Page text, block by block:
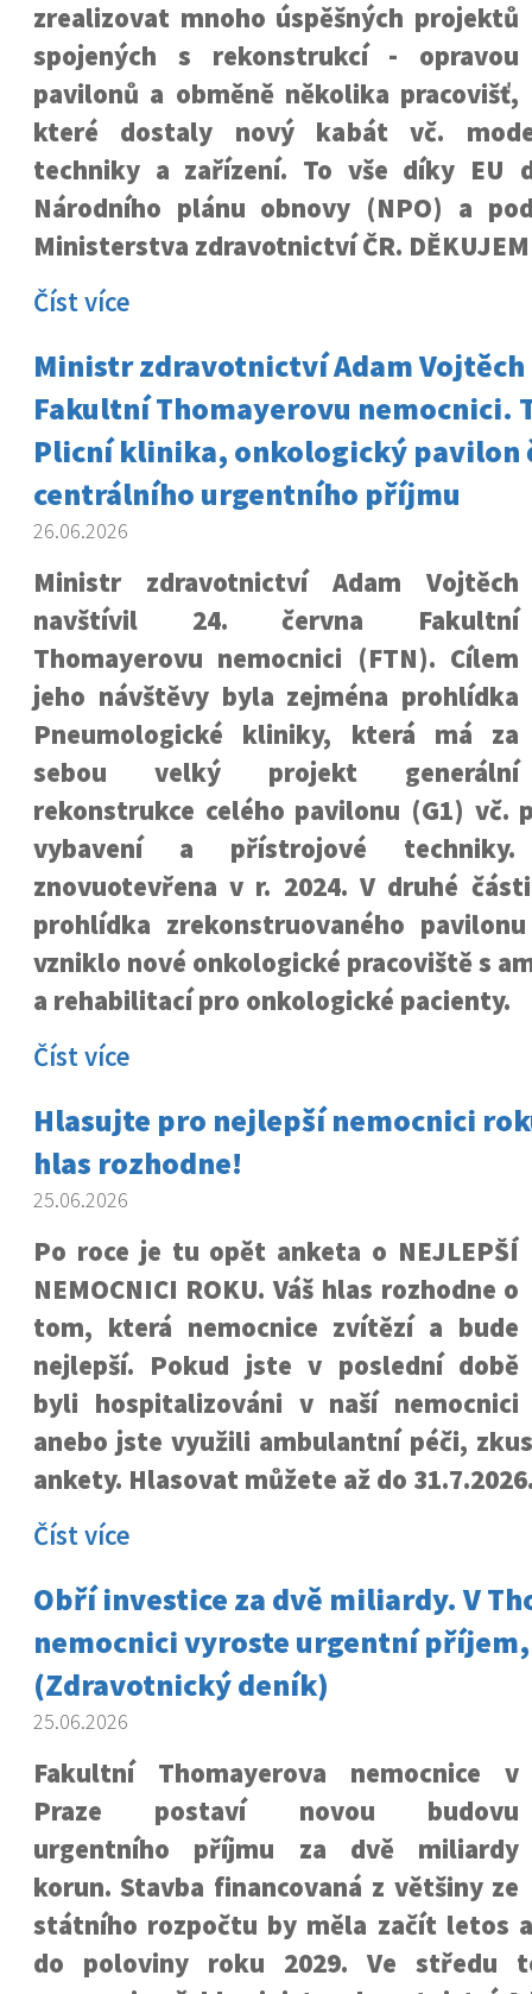
zrealizovat mnoho úspěšných projektů
spojených s rekonstrukcí­ - opravou
pavilonů a obměně několika pracovišť,
které dostaly nový kabát vč.
techniky a zařízení. To vše díky EU
Národního plánu obnovy (NPO) a
Ministerstva zdravotnictví ČR.
Číst více
Ministr zdravotnictví Adam
Fakultní Thomayerovu nemocnici.
Plicní klinika, onkologický pavilon
centrálního urgentního příjmu
26.06.2026
Ministr zdravotnictví Adam Vojtěch
navštívil 24. června Fakultní
Thomayerovu nemocnici (FTN). Cílem
jeho návštěvy byla zejména prohlídka
Pneumologické kliniky, která má za
sebou velký projekt generální
rekonstrukce celého pavilonu (G1) vč.
vybavení a přístrojové
znovuotevřena v r. 2024. V druhé
prohlídka zrekonstruovaného
vzniklo nové onkologické pracoviště s
a rehabilitací pro onkologické pacienty.
Číst více
Hlasujte pro nejlepší nemocnici
hlas rozhodne!
25.06.2026
Po roce je tu opět anketa o NEJLEPŠÍ
NEMOCNICI ROKU. Váš hlas rozhodne o
tom, která nemocnice zvítězí a bude
nejlepší. Pokud jste v poslední době
byli hospitalizováni v naší nemocnici
anebo jste využili ambulantní péči,
ankety. Hlasovat můžete až do
Číst více
Obří investice za dvě miliardy. V
nemocnici vyroste urgentní
(Zdravotnický deník)
25.06.2026
Fakultní Thomayerova nemocnice v
Praze postaví novou budovu
urgentního příjmu za dvě miliardy
korun. Stavba financovaná z většiny ze
státního rozpočtu by měla začít letos
do poloviny roku 2029. Ve středu